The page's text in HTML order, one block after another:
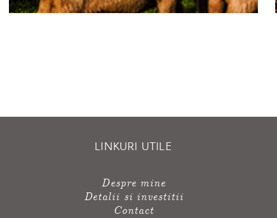
LINKURI UTILE
Despre mine
Detalii si investitii
Contact